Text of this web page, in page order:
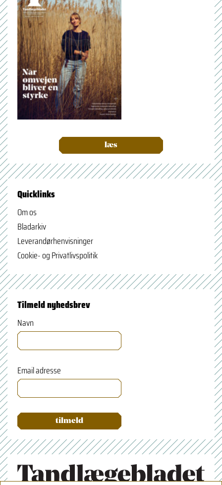
læs
Quicklinks
Om os
Bladarkiv
Leverandørhenvisninger
Cookie- og Privatlivspolitik
Tilmeld nyhedsbrev
Navn
Email adresse